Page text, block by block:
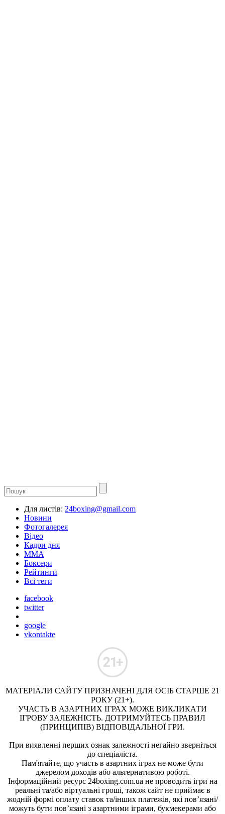
Для листів: 24boxing@gmail.com
Новини
Фотогалерея
Відео
Кадри дня
ММА
Боксери
Рейтинги
Всі теги
facebook
twitter
google
vkontakte
МАТЕРІАЛИ САЙТУ ПРИЗНАЧЕНІ ДЛЯ ОСІБ СТАРШЕ 21
РОКУ (21+).
УЧАСТЬ В АЗАРТНИХ ІГРАХ МОЖЕ ВИКЛИКАТИ
ІГРОВУ ЗАЛЕЖНІСТЬ. ДОТРИМУЙТЕСЬ ПРАВИЛ
(ПРИНЦИПІВ) ВІДПОВІДАЛЬНОЇ ГРИ.
При виявленні перших ознак залежності негайно зверніться
до спеціаліста.
Пам'ятайте, що участь в азартних іграх не може бути
джерелом доходів або альтернативою роботі.
Інформаційний ресурс 24boxing.com.ua не проводить ігри на
реальні та/або віртуальні гроші, також сайт не приймає в
жодній формі оплату ставок та/інших платежів, які пов’язані/
можуть бути пов’язані з азартними іграми, букмекерами або